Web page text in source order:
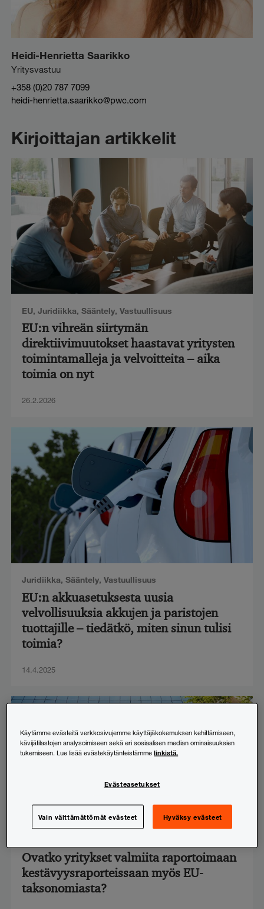
Heidi-Henrietta Saarikko
Yritysvastuu
+358 (0)20 787 7099
heidi-henrietta.saarikko@pwc.com
Kirjoittajan artikkelit
EU, Juridiikka, Sääntely, Vastuullisuus
EU:n vihreän siirtymän
direktiivimuutokset haastavat yritysten
toimintamalleja ja velvoitteita – aika
toimia on nyt
26.2.2026
Juridiikka, Sääntely, Vastuullisuus
EU:n akkuasetuksesta uusia
velvollisuuksia akkujen ja paristojen
tuottajille – tiedätkö, miten sinun tulisi
toimia?
14.4.2025
Ovatko yritykset valmiita raportoimaan
kestävyysraporteissaan myös EU-
taksonomiasta?
Käytämme evästeitä verkkosivujemme käyttäjäkokemuksen kehittämiseen,
kävijätilastojen analysoimiseen sekä eri sosiaalisen median ominaisuuksien
tukemiseen. Lue lisää evästekäytänteistämmelinkistä.
Evästeasetukset
Vain välttämättömät evästeet Hyväksy evästeet